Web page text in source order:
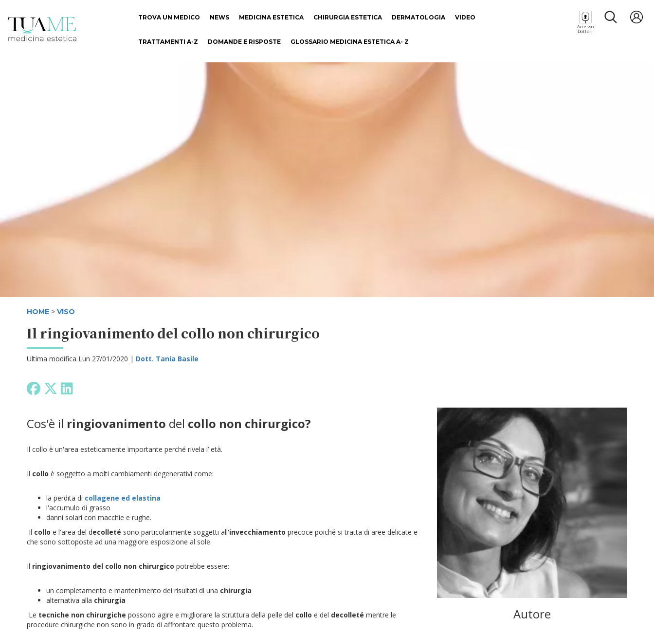
TROVA UN MEDICO NEWS MEDICINA ESTETICA CHIRURGIA ESTETICA DERMATOLOGIA VIDEO
TRATTAMENTI A-Z DOMANDE E RISPOSTE GLOSSARIO MEDICINA ESTETICA A- Z
Accesso
Dottori
HOME > VISO
Il ringiovanimento del collo non chirurgico
Ultima modifica Lun 27/01/2020 | Dott. Tania Basile
Cos'è il ringiovanimento del collo non chirurgico?
Il collo è un'area esteticamente importante perché rivela l’ età.
Il collo è soggetto a molti cambiamenti degenerativi come:
la perdita di collagene ed elastina
l'accumulo di grasso
danni solari con macchie e rughe.
Il collo e l'area del decolleté sono particolarmente soggetti all'invecchiamento precoce poiché si tratta di aree delicate e
che sono sottoposte ad una maggiore esposizione al sole.
Il ringiovanimento del collo non chirurgico potrebbe essere:
un completamento e mantenimento dei risultati di una chirurgia
alternativa alla chirurgia
Le tecniche non chirurgiche possono agire e migliorare la struttura della pelle del collo e del decolleté mentre le
procedure chirurgiche non sono in grado di affrontare questo problema.
Autore